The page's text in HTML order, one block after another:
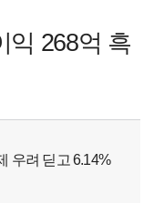
익 268억 흑
우려 딛고 6.14%